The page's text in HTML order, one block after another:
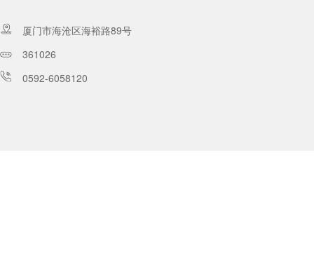
厦门市海沧区海裕路89号
361026
0592-6058120